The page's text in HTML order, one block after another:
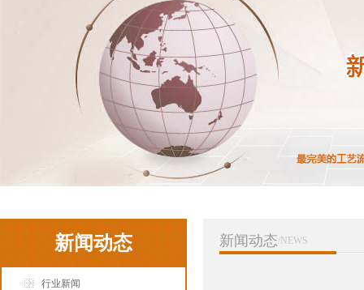
新闻动态
行业新闻
新闻动态/NEWS